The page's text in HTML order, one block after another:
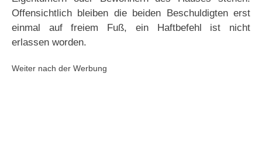
Offensichtlich bleiben die beiden Beschuldigten erst
einmal auf freiem Fuß, ein Haftbefehl ist nicht
erlassen worden.
Weiter nach der Werbung